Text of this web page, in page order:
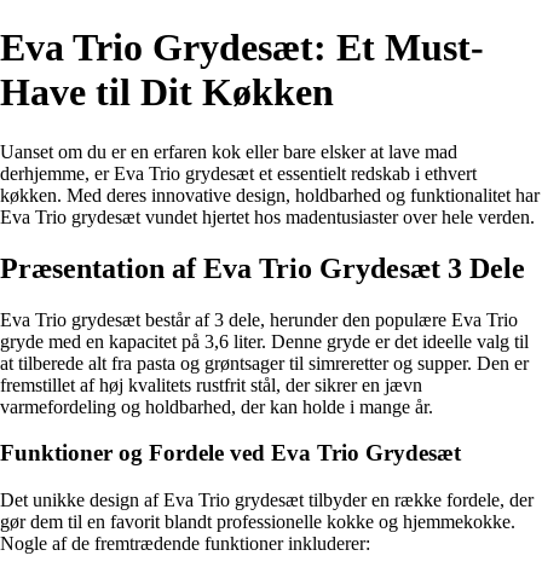
Eva Trio Grydesæt: Et Must-
Have til Dit Køkken
Uanset om du er en erfaren kok eller bare elsker at lave mad
derhjemme, er Eva Trio grydesæt et essentielt redskab i ethvert
køkken. Med deres innovative design, holdbarhed og funktionalitet har
Eva Trio grydesæt vundet hjertet hos madentusiaster over hele verden.
Præsentation af Eva Trio Grydesæt 3 Dele
Eva Trio grydesæt består af 3 dele, herunder den populære Eva Trio
gryde med en kapacitet på 3,6 liter. Denne gryde er det ideelle valg til
at tilberede alt fra pasta og grøntsager til simreretter og supper. Den er
fremstillet af høj kvalitets rustfrit stål, der sikrer en jævn
varmefordeling og holdbarhed, der kan holde i mange år.
Funktioner og Fordele ved Eva Trio Grydesæt
Det unikke design af Eva Trio grydesæt tilbyder en række fordele, der
gør dem til en favorit blandt professionelle kokke og hjemmekokke.
Nogle af de fremtrædende funktioner inkluderer: